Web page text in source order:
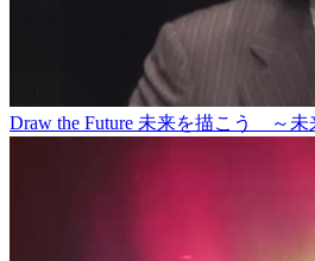
Draw the Future 未来を描こう ～未